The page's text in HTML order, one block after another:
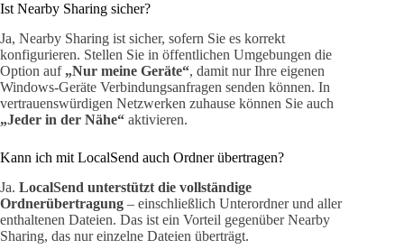
Ist Nearby Sharing sicher?
Ja, Nearby Sharing ist sicher, sofern Sie es korrekt
konfigurieren. Stellen Sie in öffentlichen Umgebungen die
Option auf „Nur meine Geräte“, damit nur Ihre eigenen
Windows-Geräte Verbindungsanfragen senden können. In
vertrauenswürdigen Netzwerken zuhause können Sie auch
„Jeder in der Nähe“ aktivieren.
Kann ich mit LocalSend auch Ordner übertragen?
Ja. LocalSend unterstützt die vollständige
Ordnerübertragung – einschließlich Unterordner und aller
enthaltenen Dateien. Das ist ein Vorteil gegenüber Nearby
Sharing, das nur einzelne Dateien überträgt.